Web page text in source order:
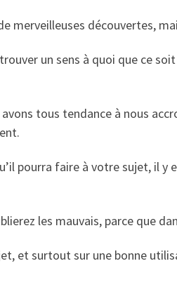
merveilleuses découvertes,
un sens à quoi que ce
tous tendance à nous
pourra faire à votre sujet, il y
les mauvais, parce que
et surtout sur une bonne